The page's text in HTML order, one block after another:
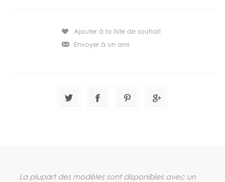
La plupart des modèles sont disponibles avec un